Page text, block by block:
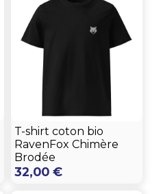
€
€
T-shirt coton bio
RavenFox Chimère
Brodée
32,00 €